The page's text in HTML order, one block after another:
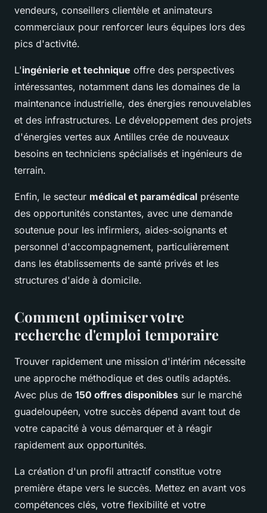
vendeurs, conseillers clientèle et animateurs
commerciaux pour renforcer leurs équipes lors des
pics d'activité.
L'ingénierie et technique offre des perspectives
intéressantes, notamment dans les domaines de la
maintenance industrielle, des énergies renouvelables
et des infrastructures. Le développement des projets
d'énergies vertes aux Antilles crée de nouveaux
besoins en techniciens spécialisés et ingénieurs de
terrain.
Enfin, le secteur médical et paramédical présente
des opportunités constantes, avec une demande
soutenue pour les infirmiers, aides-soignants et
personnel d'accompagnement, particulièrement
dans les établissements de santé privés et les
structures d'aide à domicile.
Comment optimiser votre
recherche d'emploi temporaire
Trouver rapidement une mission d'intérim nécessite
une approche méthodique et des outils adaptés.
Avec plus de 150 offres disponibles sur le marché
guadeloupéen, votre succès dépend avant tout de
votre capacité à vous démarquer et à réagir
rapidement aux opportunités.
La création d'un profil attractif constitue votre
première étape vers le succès. Mettez en avant vos
compétences clés, votre flexibilité et votre